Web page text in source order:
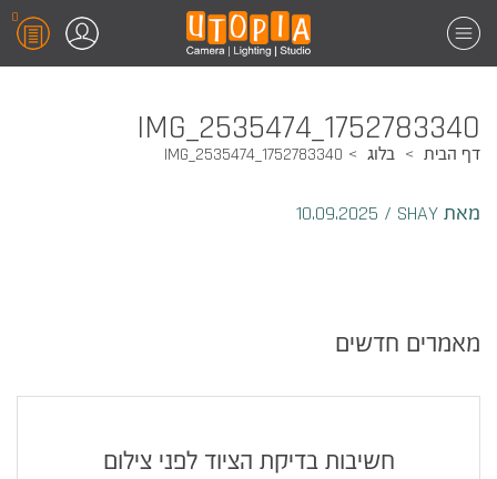
0
1752783340_IMG_2535474
דף הבית בלוג 1752783340_IMG_2535474
מאת SHAY /
מאמרים חדשים
חשיבות בדיקת הציוד לפני צילום